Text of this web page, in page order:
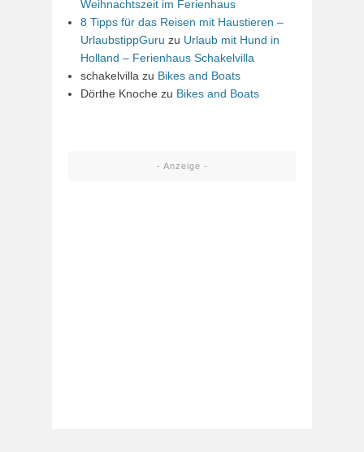
Weihnachtszeit im Ferienhaus
8 Tipps für das Reisen mit Haustieren –
UrlaubstippGuru zu Urlaub mit Hund in
Holland – Ferienhaus Schakelvilla
schakelvilla zu Bikes and Boats
Dörthe Knoche zu Bikes and Boats
- Anzeige -